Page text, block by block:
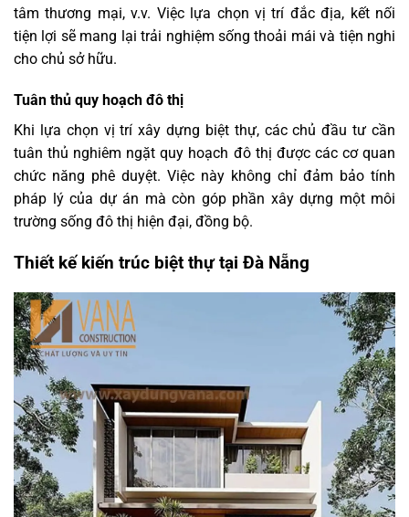
tâm thương mại, v.v. Việc lựa chọn vị trí đắc địa, kết nối
tiện lợi sẽ mang lại trải nghiệm sống thoải mái và tiện nghi
cho chủ sở hữu.
Tuân thủ quy hoạch đô thị
Khi lựa chọn vị trí xây dựng biệt thự, các chủ đầu tư cần
tuân thủ nghiêm ngặt quy hoạch đô thị được các cơ quan
chức năng phê duyệt. Việc này không chỉ đảm bảo tính
pháp lý của dự án mà còn góp phần xây dựng một môi
trường sống đô thị hiện đại, đồng bộ.
Thiết kế kiến trúc biệt thự tại Đà Nẵng